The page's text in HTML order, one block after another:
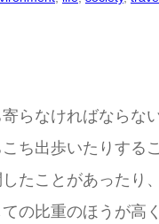
らなければならな
ち出歩いたりする
たことがあったり
の比重のほうが高く